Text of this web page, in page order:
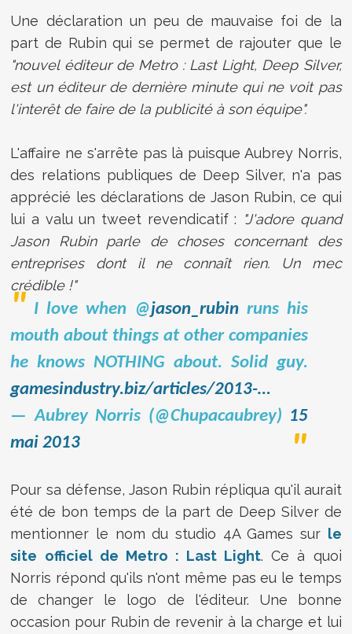
Une déclaration un peu de mauvaise foi de la
part de Rubin qui se permet de rajouter que le
"nouvel éditeur de Metro : Last Light, Deep Silver,
est un éditeur de dernière minute qui ne voit pas
l'interêt de faire de la publicité à son équipe".
L'affaire ne s'arrête pas là puisque Aubrey Norris,
des relations publiques de Deep Silver, n'a pas
apprécié les déclarations de Jason Rubin, ce qui
lui a valu un tweet revendicatif : "J'adore quand
Jason Rubin parle de choses concernant des
entreprises dont il ne connaît rien. Un mec
crédible !"
I love when @jason_rubin runs his
mouth about things at other companies
he knows NOTHING about. Solid guy.
gamesindustry.biz/articles/2013-…
— Aubrey Norris (@Chupacaubrey) 15
mai 2013
Pour sa défense, Jason Rubin répliqua qu'il aurait
été de bon temps de la part de Deep Silver de
mentionner le nom du studio 4A Games sur le
site officiel de Metro : Last Light. Ce à quoi
Norris répond qu'ils n'ont même pas eu le temps
de changer le logo de l'éditeur. Une bonne
occasion pour Rubin de revenir à la charge et lui